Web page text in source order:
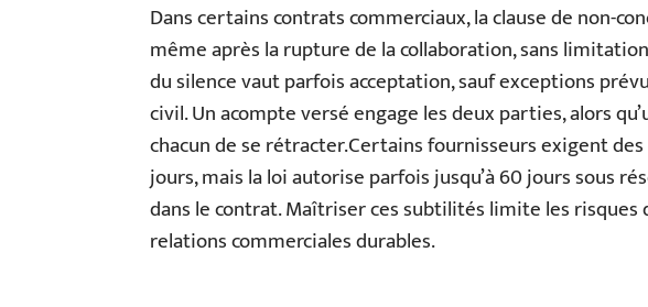
Dans certains contrats commerciaux, la clause de non-
même après la rupture de la collaboration, sans
du silence vaut parfois acceptation, sauf exceptions
civil. Un acompte versé engage les deux parties, alors
chacun de se rétracter.Certains fournisseurs exigent
jours, mais la loi autorise parfois jusqu’à 60 jours sous
dans le contrat. Maîtriser ces subtilités limite les
relations commerciales durables.